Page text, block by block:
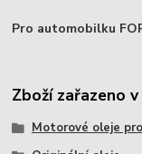
Pro automobilku
Zboží zařazeno
Motorové oleje